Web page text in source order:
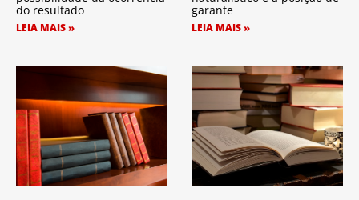
do resultado
LEIA MAIS »
garante
LEIA MAIS »